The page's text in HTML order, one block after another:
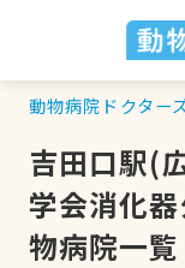
動物病院ドクター
吉田口駅(
学会消化
物病院一覧